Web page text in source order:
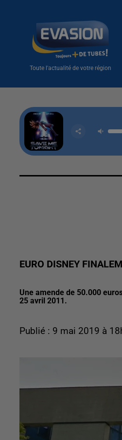
Toute l'actualité de votre région
EURO DISNEY
Une amende de 50.000
25 avril 2011.
Publié : 9 mai 2019 à